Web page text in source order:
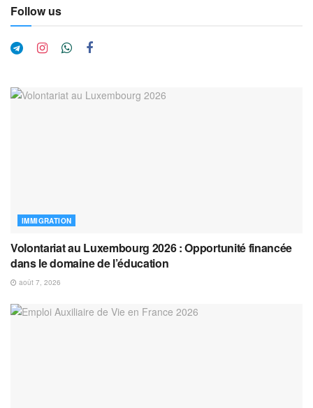
Follow us
IMMIGRATION
Volontariat au Luxembourg 2026 : Opportunité financée
dans le domaine de l’éducation
août 7, 2026